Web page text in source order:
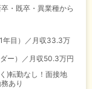
・既卒・異業種から
年目）／月収33.3万
ー）／月収50.3万円
)転勤なし！面接地
あり